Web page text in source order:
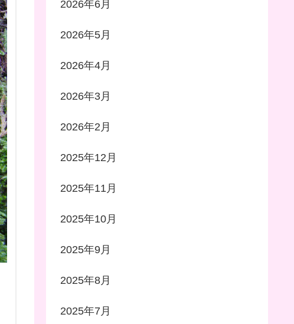
2026年6月
2026年5月
2026年4月
2026年3月
2026年2月
2025年12月
2025年11月
2025年10月
2025年9月
2025年8月
2025年7月